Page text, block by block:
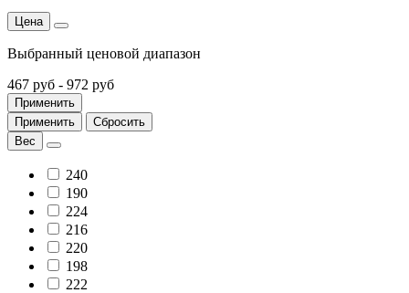
Цена
Выбранный ценовой диапазон
467 руб - 972 руб
Применить
Применить
Сбросить
Вес
240
190
224
216
220
198
222